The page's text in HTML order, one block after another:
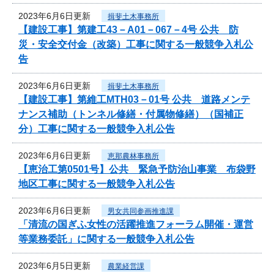
2023年6月6日更新 揖斐土木事務所
【建設工事】第建工43－A01－067－4号 公共 防
災・安全交付金（改築）工事に関する一般競争入札公
告
2023年6月6日更新 揖斐土木事務所
【建設工事】第維工MTH03－01号 公共 道路メンテ
ナンス補助（トンネル修繕・付属物修繕）（国補正
分）工事に関する一般競争入札公告
2023年6月6日更新 恵那農林事務所
【恵治工第0501号】公共 緊急予防治山事業 布袋野
地区工事に関する一般競争入札公告
2023年6月6日更新 男女共同参画推進課
「清流の国ぎふ女性の活躍推進フォーラム開催・運営
等業務委託」に関する一般競争入札公告
2023年6月5日更新 農業経営課